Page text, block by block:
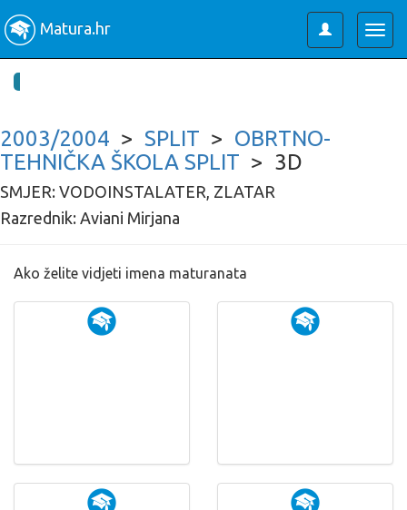
Toggle
user
Matura.hr
2003/2004 > SPLIT > OBRTNO-
TEHNIČKA ŠKOLA SPLIT > 3D
SMJER: VODOINSTALATER, ZLATAR
Razrednik: Aviani Mirjana
Ako želite vidjeti imena maturanata